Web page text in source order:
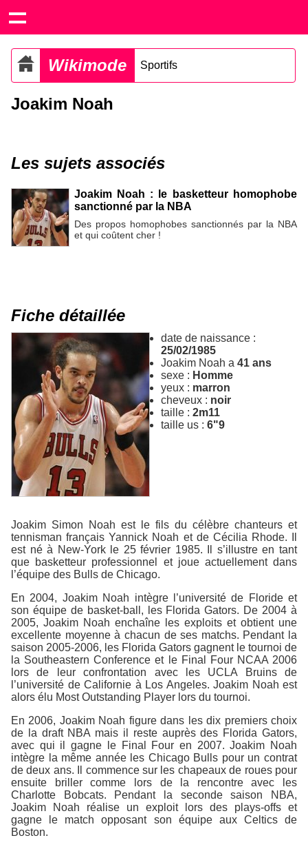
Wikimode Sportifs
Joakim Noah
Les sujets associés
Joakim Noah : le basketteur homophobe
sanctionné par la NBA
Des propos homophobes sanctionnés par la NBA
et qui coûtent cher !
Fiche détaillée
date de naissance :
25/02/1985
Joakim Noah a 41 ans
sexe : Homme
yeux : marron
cheveux : noir
taille : 2m11
taille us : 6"9
Joakim Simon Noah est le fils du célèbre chanteurs et
tennisman français Yannick Noah et de Cécilia Rhode. Il
est né à New-York le 25 février 1985. Il s’illustre en tant
que basketteur professionnel et joue actuellement dans
l’équipe des Bulls de Chicago.
En 2004, Joakim Noah intègre l’université de Floride et
son équipe de basket-ball, les Florida Gators. De 2004 à
2005, Joakim Noah enchaîne les exploits et obtient une
excellente moyenne à chacun de ses matchs. Pendant la
saison 2005-2006, les Florida Gators gagnent le tournoi de
la Southeastern Conference et le Final Four NCAA 2006
lors de leur confrontation avec les UCLA Bruins de
l’université de Californie à Los Angeles. Joakim Noah est
alors élu Most Outstanding Player lors du tournoi.
En 2006, Joakim Noah figure dans les dix premiers choix
de la draft NBA mais il reste auprès des Florida Gators,
avec qui il gagne le Final Four en 2007. Joakim Noah
intègre la même année les Chicago Bulls pour un contrat
de deux ans. Il commence sur les chapeaux de roues pour
ensuite briller comme lors de la rencontre avec les
Charlotte Bobcats. Pendant la seconde saison NBA,
Joakim Noah réalise un exploit lors des plays-offs et
gagne le match opposant son équipe aux Celtics de
Boston.